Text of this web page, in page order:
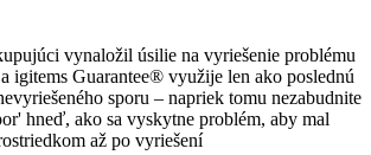
vynaložil úsilie na vyriešenie problému
igitems Guarantee® využije len ako poslednú
sporu – napriek tomu nezabudnite
hneď, ako sa vyskytne problém, aby mal
až po vyriešení